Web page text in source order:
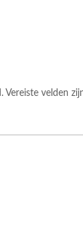
Vereiste velden